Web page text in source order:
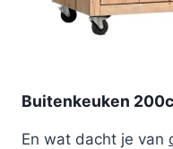
Buitenkeuken
En wat dacht je van